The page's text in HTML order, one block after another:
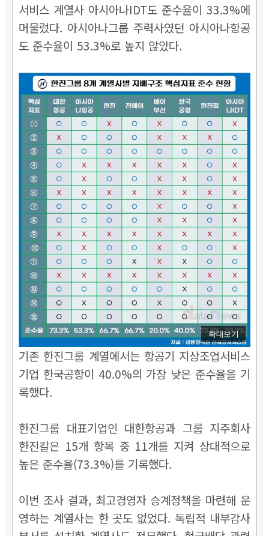
서비스 계열사 아시아나IDT도 준수율이 33.3%에
머물렀다. 아시아나그룹 주력사였던 아시아나항공
도 준수율이 53.3%로 높지 않았다.
확대보기
기존 한진그룹 계열에서는 항공기 지상조업서비스
기업 한국공항이 40.0%의 가장 낮은 준수율을 기
록했다.
한진그룹 대표기업인 대한항공과 그룹 지주회사
한진칼은 15개 항목 중 11개를 지켜 상대적으로
높은 준수율(73.3%)를 기록했다.
이번 조사 결과, 최고경영자 승계정책을 마련해 운
영하는 계열사는 한 곳도 없었다. 독립적 내부감사